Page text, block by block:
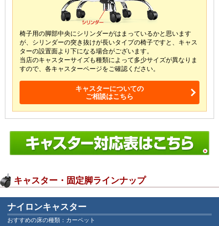
椅子用の脚部中央にシリンダーがはまっているかと思います
が、 シリンダーの突き抜けが長いタイプの椅子ですと、 キャス
ターの設置面より下になる場合がございます。
当店のキャスターサイズも種類によって多少サイズが異なりま
すので、各キャスターページをご確認ください。
キャスターについての
ご相談はこちら
キャスター・固定脚ラインナップ
ナイロンキャスター
おすすめの床の種類：カーペット